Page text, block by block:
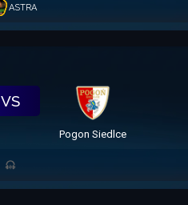
ASTRA
VS
Pogon Siedlce